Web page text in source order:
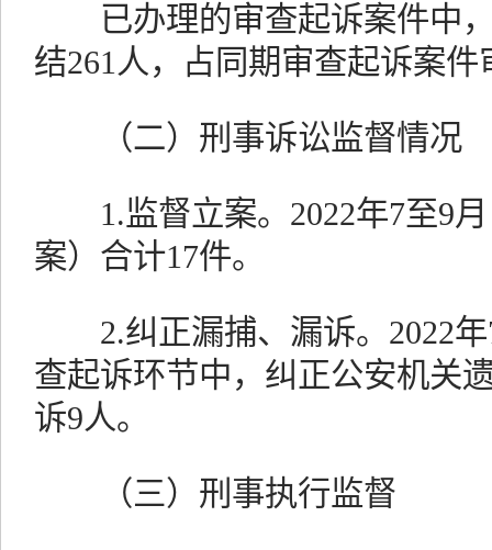
已办理的审查起诉案件中，
结261人，占同期审查起诉案件
（二）刑事诉讼监督情况
1.监督立案。2022年7至9月
案）合计17件。
2.纠正漏捕、漏诉。2022年
查起诉环节中，纠正公安机关
诉9人。
（三）刑事执行监督